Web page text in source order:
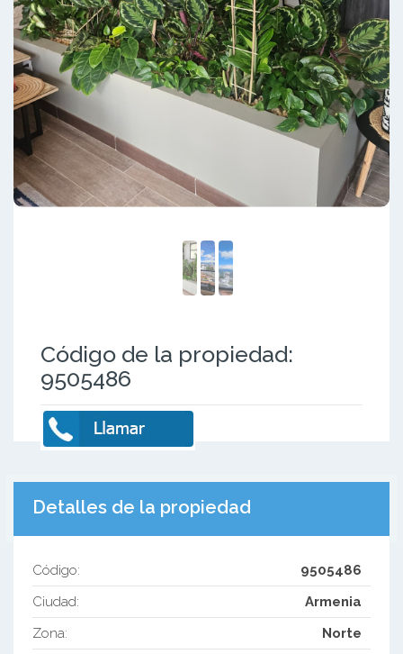
Código de la propiedad:
9505486
Detalles de la propiedad
Código:
9505486
Ciudad:
Armenia
Zona:
Norte